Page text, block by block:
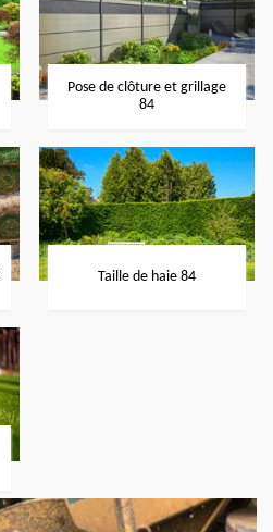
Pose de clôture et grillage
84
Taille de haie 84